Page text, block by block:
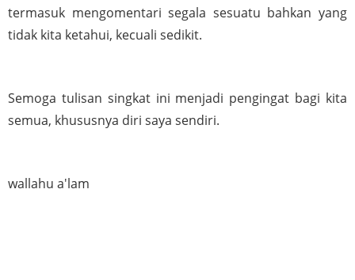
termasuk mengomentari segala sesuatu bahkan yang
tidak kita ketahui, kecuali sedikit.
Semoga tulisan singkat ini menjadi pengingat bagi kita
semua, khususnya diri saya sendiri.
wallahu a'lam